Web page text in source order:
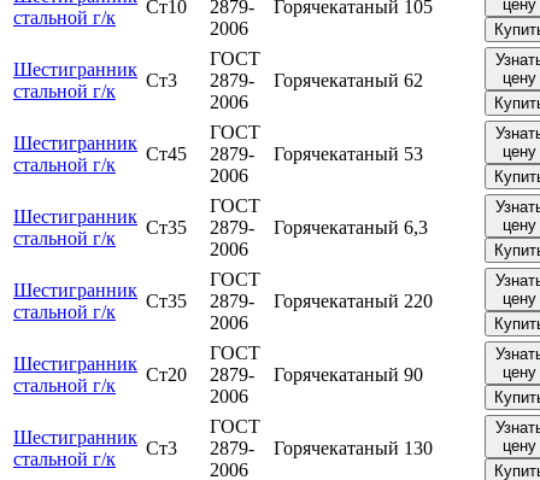
стальной г/к
Ст10
2879-
2006
Горячекатаный 105
цену
Шестигранник
стальной г/к
Ст3
ГОСТ
2879-
2006
Горячекатаный 62
цену
Шестигранник
стальной г/к
Ст45
ГОСТ
2879-
2006
Горячекатаный 53
цену
Шестигранник
стальной г/к
Ст35
ГОСТ
2879-
2006
Горячекатаный 6,3
цену
Шестигранник
стальной г/к
Ст35
ГОСТ
2879-
2006
Горячекатаный 220
цену
Шестигранник
стальной г/к
Ст20
ГОСТ
2879-
2006
Горячекатаный 90
цену
Шестигранник
стальной г/к
Ст3
ГОСТ
2879-
2006
Горячекатаный 130
цену